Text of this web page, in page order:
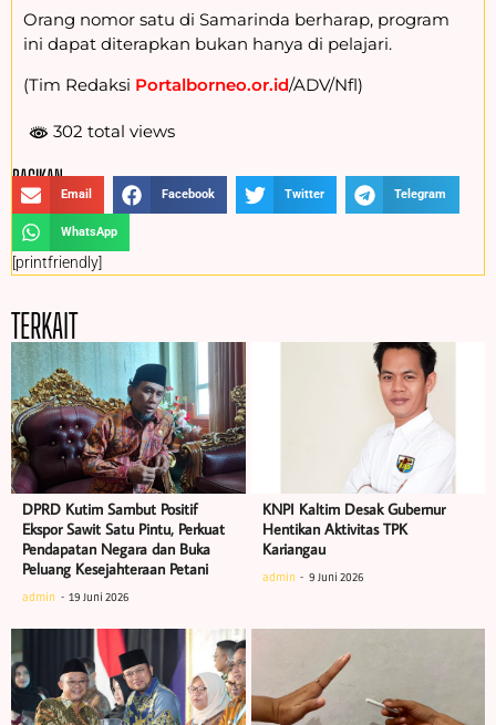
Orang nomor satu di Samarinda berharap, program
ini dapat diterapkan bukan hanya di pelajari.
(Tim Redaksi Portalborneo.or.id/ADV/Nfl)
302 total views
BAGIKAN :
Email Facebook Twitter Telegram
WhatsApp
[printfriendly]
TERKAIT
DPRD Kutim Sambut Positif
Ekspor Sawit Satu Pintu, Perkuat
Pendapatan Negara dan Buka
Peluang Kesejahteraan Petani
admin 19 Juni 2026
KNPI Kaltim Desak Gubernur
Hentikan Aktivitas TPK
Kariangau
admin 9 Juni 2026